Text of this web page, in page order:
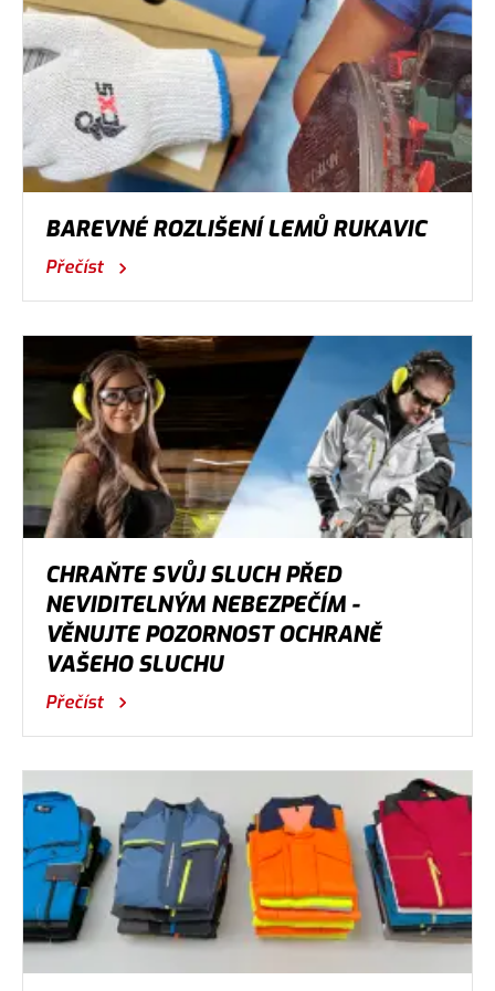
BAREVNÉ ROZLIŠENÍ LEMŮ RUKAVIC
Přečíst
CHRAŇTE SVŮJ SLUCH PŘED
NEVIDITELNÝM NEBEZPEČÍM -
VĚNUJTE POZORNOST OCHRANĚ
VAŠEHO SLUCHU
Přečíst